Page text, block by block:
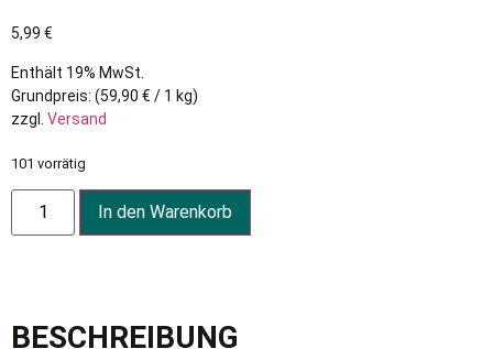
5,99 €
Enthält 19% MwSt.
Grundpreis: (59,90 € / 1 kg)
zzgl. Versand
101 vorrätig
In den Warenkorb
BESCHREIBUNG